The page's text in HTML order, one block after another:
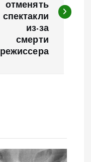
отменять
спектакли
из-за
смерти
режиссера